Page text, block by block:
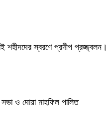
শহীদদের স্বরণে প্রদীপ প্রজ্জ্বলন।
ও দোয়া মাহফিল পালিত